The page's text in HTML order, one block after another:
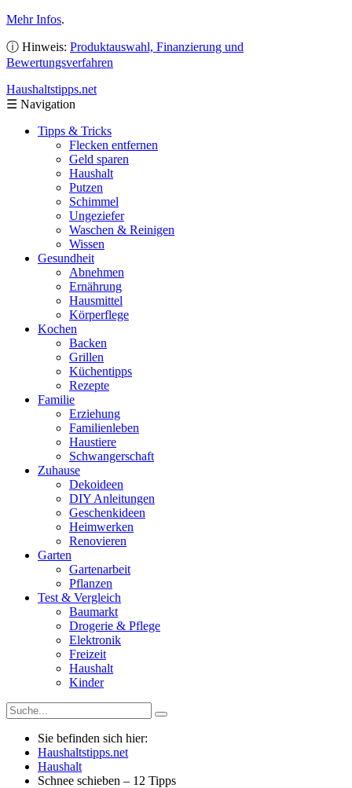
Mehr Infos.
ⓘ Hinweis: Produktauswahl, Finanzierung und
Bewertungsverfahren
Haushaltstipps.net
☰ Navigation
Tipps & Tricks
Flecken entfernen
Geld sparen
Haushalt
Putzen
Schimmel
Ungeziefer
Waschen & Reinigen
Wissen
Gesundheit
Abnehmen
Ernährung
Hausmittel
Körperflege
Kochen
Backen
Grillen
Küchentipps
Rezepte
Familie
Erziehung
Familienleben
Haustiere
Schwangerschaft
Zuhause
Dekoideen
DIY Anleitungen
Geschenkideen
Heimwerken
Renovieren
Garten
Gartenarbeit
Pflanzen
Test & Vergleich
Baumarkt
Drogerie & Pflege
Elektronik
Freizeit
Haushalt
Kinder
Sie befinden sich hier:
Haushaltstipps.net
Haushalt
Schnee schieben – 12 Tipps